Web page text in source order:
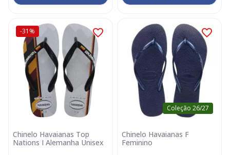
-31%
Chinelo Havaianas Top
Nations I Alemanha Unisex
Coleção 26/27
Chinelo Havaianas F
Feminino